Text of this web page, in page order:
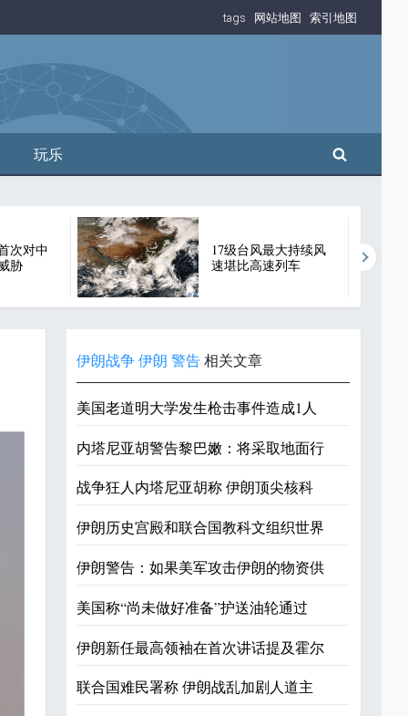
tags 网站地图 索引地图
玩乐 搜索
次对中
胁
17级台风最大持续风
速堪比高速列车
伊朗战争 伊朗 警告 相关文章
美国老道明大学发生枪击事件造成1人
内塔尼亚胡警告黎巴嫩：将采取地面行
战争狂人内塔尼亚胡称 伊朗顶尖核科
伊朗历史宫殿和联合国教科文组织世界
伊朗警告：如果美军攻击伊朗的物资供
美国称“尚未做好准备”护送油轮通过
伊朗新任最高领袖在首次讲话提及霍尔
联合国难民署称 伊朗战乱加剧人道主